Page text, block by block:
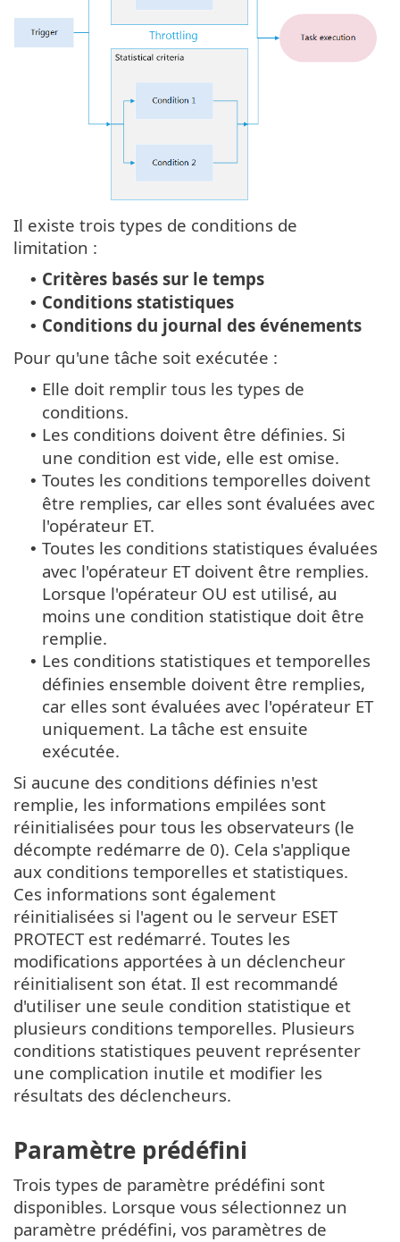
Il existe trois types de conditions de
limitation :
• Critères basés sur le temps
• Conditions statistiques
• Conditions du journal des événements
Pour qu'une tâche soit exécutée :
• Elle doit remplir tous les types de
conditions.
• Les conditions doivent être définies. Si
une condition est vide, elle est omise.
• Toutes les conditions temporelles doivent
être remplies, car elles sont évaluées avec
l'opérateur ET.
• Toutes les conditions statistiques évaluées
avec l'opérateur ET doivent être remplies.
Lorsque l'opérateur OU est utilisé, au
moins une condition statistique doit être
remplie.
• Les conditions statistiques et temporelles
définies ensemble doivent être remplies,
car elles sont évaluées avec l'opérateur ET
uniquement. La tâche est ensuite
exécutée.
Si aucune des conditions définies n'est
remplie, les informations empilées sont
réinitialisées pour tous les observateurs (le
décompte redémarre de 0). Cela s'applique
aux conditions temporelles et statistiques.
Ces informations sont également
réinitialisées si l'agent ou le serveur ESET
PROTECT est redémarré. Toutes les
modifications apportées à un déclencheur
réinitialisent son état. Il est recommandé
d'utiliser une seule condition statistique et
plusieurs conditions temporelles. Plusieurs
conditions statistiques peuvent représenter
une complication inutile et modifier les
résultats des déclencheurs.
Paramètre prédéfini
Trois types de paramètre prédéfini sont
disponibles. Lorsque vous sélectionnez un
paramètre prédéfini, vos paramètres de